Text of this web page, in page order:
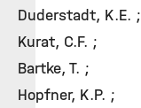
Duderstadt, K.E. ;
Kurat, C.F. ;
Bartke, T. ;
Hopfner, K.P. ;